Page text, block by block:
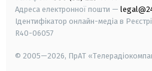
Адреса електронної пошти —
Ідентифікатор онлайн-медіа в
R40-06057
© 2005—2026, ПрАТ